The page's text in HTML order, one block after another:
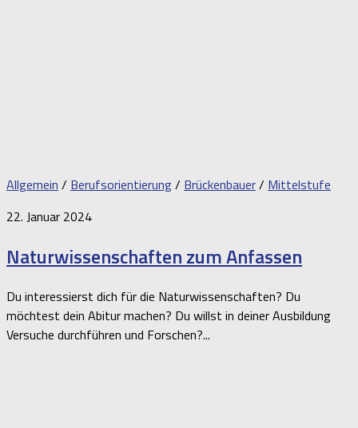
Allgemein / Berufsorientierung/ Brückenbauer/ Mittelstufe
22. Januar 2024
Naturwissenschaften zum Anfassen
Du interessierst dich für die Naturwissenschaften? Du
möchtest dein Abitur machen? Du willst in deiner Ausbildung
Versuche durchführen und Forschen?...